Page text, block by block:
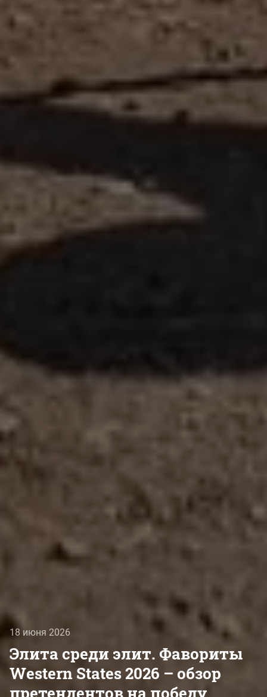
18 июня 2026
Элита среди элит. Фавориты
Western States 2026 – обзор
претендентов на победу